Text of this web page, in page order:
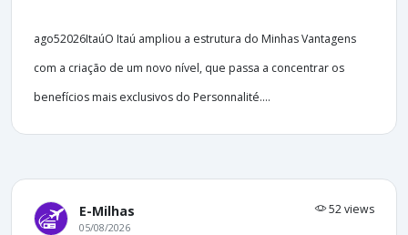
ago52026ItaúO Itaú ampliou a estrutura do Minhas Vantagens
com a criação de um novo nível, que passa a concentrar os
benefícios mais exclusivos do Personnalité....
E-Milhas 52 views
05/08/2026